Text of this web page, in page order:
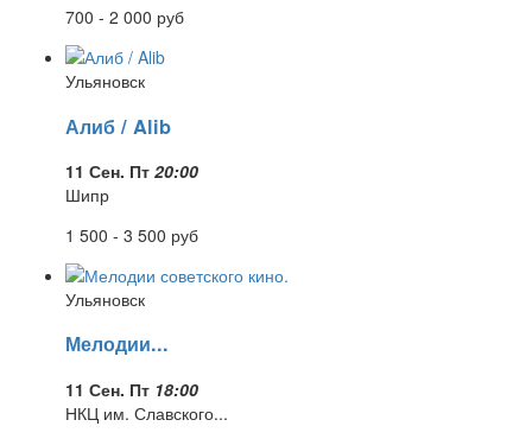
700 - 2 000 руб
Ульяновск
Алиб / Alib
11 Сен. Пт 20:00
Шипр
1 500 - 3 500 руб
Ульяновск
Мелодии...
11 Сен. Пт 18:00
НКЦ им. Славского...